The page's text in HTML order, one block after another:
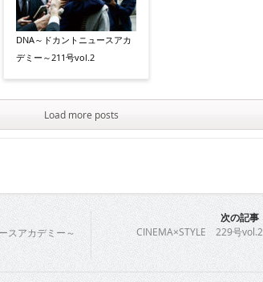
DNA～ドカントニュースアカ
デミー～211号vol.2
Load more posts
スアカデミー～
次の記事
CINEMA×STYLE 229号vol.2